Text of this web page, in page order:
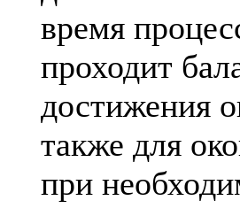
время
проходит
достижения
также для
при